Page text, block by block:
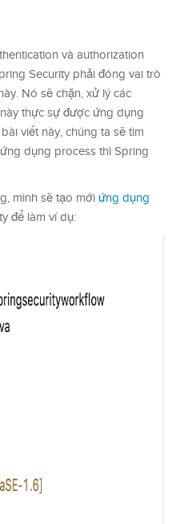
và authorization
Security phải đóng vai trò
Nó sẽ chặn, xử lý các
thực sự được ứng dụng
viết này, chúng ta sẽ tìm
dụng process thì Spring
mình sẽ tạo mới ứng dụng
để làm ví dụ: